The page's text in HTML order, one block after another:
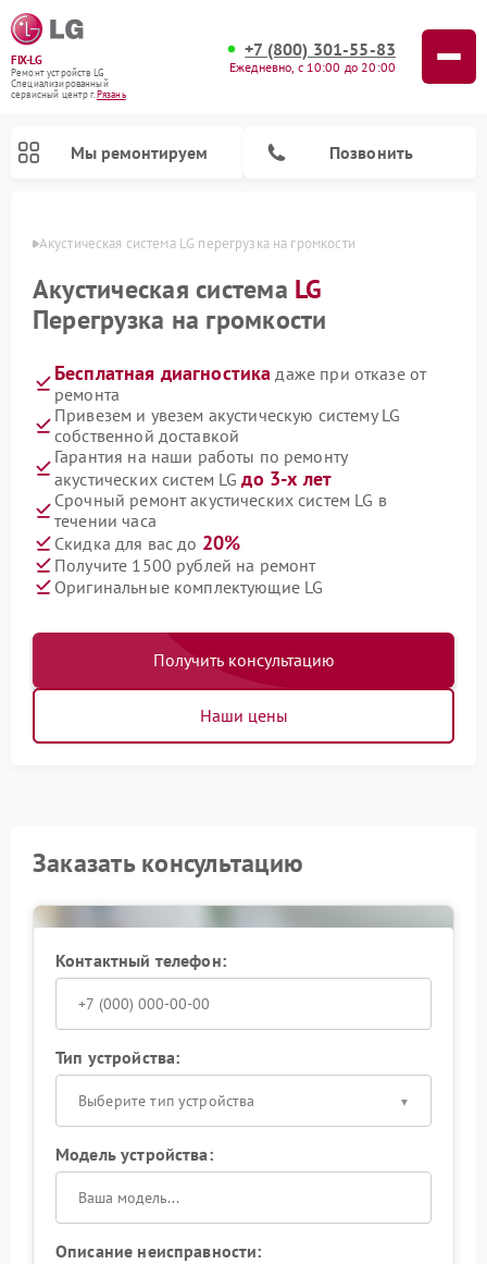
FIX-LG
Ремонт устройств LG
Специализированный
cервисный центр г.Рязань
+7 (800) 301-55-83
Ежедневно, с 10:00 до 20:00
Мы ремонтируем Позвонить
Акустическая система LG перегрузка на громкости
Акустическая система LG
Перегрузка на громкости
Бесплатная диагностика даже при отказе от
ремонта
Привезем и увезем акустическую систему LG
собственной доставкой
Гарантия на наши работы по ремонту
акустических систем LGдо 3-х лет
Срочный ремонт акустических систем LG в
течении часа
Скидка для вас до 20%
Получите 1500 рублей на ремонт
Оригинальные комплектующие LG
Получить консультацию
Наши цены
Заказать консультацию
Контактный телефон:
Тип устройства:
Выберите тип устройства
Модель устройства:
Описание неисправности: